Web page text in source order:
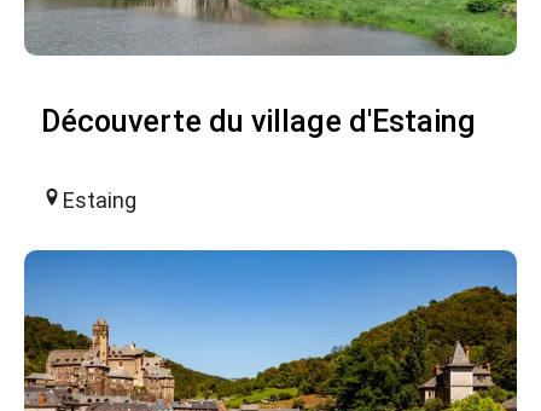
Découverte du village d'Estaing
Estaing